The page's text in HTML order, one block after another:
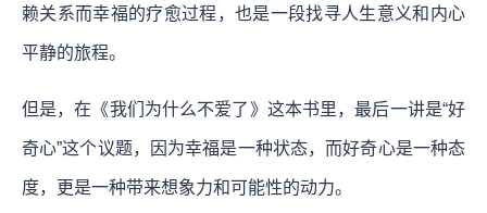
赖关系而幸福的疗愈过程，也是一段找寻人生意义和内心
平静的旅程。
但是，在《我们为什么不爱了》这本书里，最后一讲是“好
奇心”这个议题，因为幸福是一种状态，而好奇心是一种态
度，更是一种带来想象力和可能性的动力。